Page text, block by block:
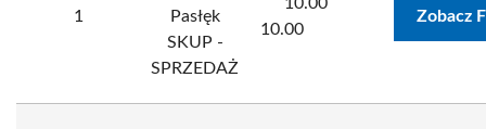
1
Pasłęk
SKUP -
SPRZEDAŻ
10.00
Zobacz